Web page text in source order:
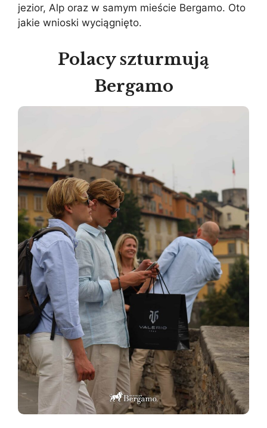
jezior, Alp oraz w samym mieście Bergamo. Oto
jakie wnioski wyciągnięto.
Polacy szturmują
Bergamo